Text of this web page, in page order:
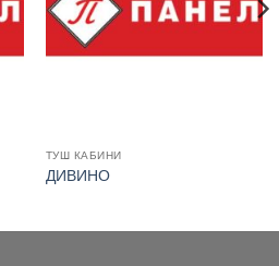
ТУШ КАБИНИ
ДИВИНО